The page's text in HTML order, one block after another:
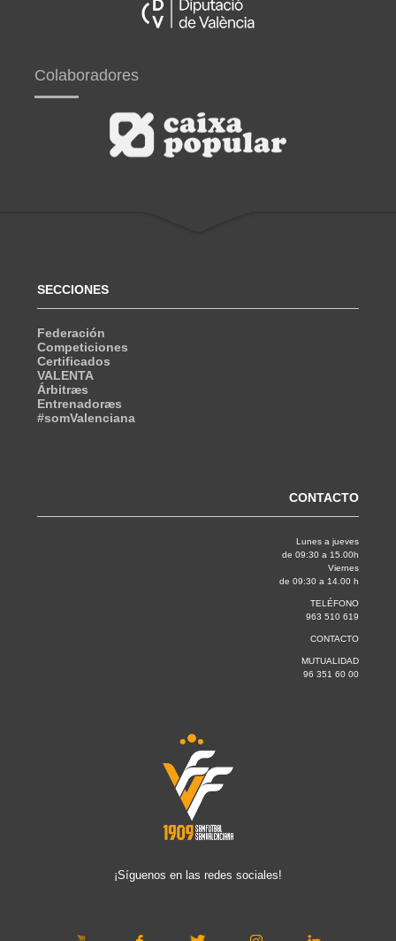
Colaboradores
SECCIONES
Federación
Competiciones
Certificados
VALENTA
Árbitræs
Entrenadoræs
#somValenciana
CONTACTO
Lunes a jueves
de 09:30 a 15.00h
Viernes
de 09:30 a 14.00 h
TELÉFONO
963 510 619
CONTACTO
MUTUALIDAD
96 351 60 00
¡Síguenos en las redes sociales!